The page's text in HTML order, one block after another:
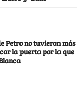
Petro no tuvieron más
la puerta por la que